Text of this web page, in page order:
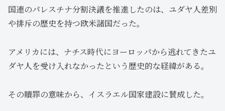
国連のパレスチナ分割決議を推進したのは、ユダヤ人差別
や排斥の歴史を持つ欧米諸国だった。
アメリカには、ナチス時代にヨーロッパから逃れてきたユ
ダヤ人を受け入れなかったという歴史的な経緯がある。
その贖罪の意味から、イスラエル国家建設に賛成した。